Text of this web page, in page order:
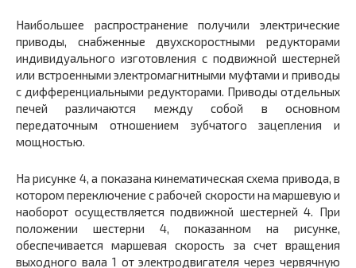
Наибольшее распространение получили электрические
приводы, снабженные двухскоростными редукторами
индивидуального изготовления с подвижной шестерней
или встроенными электромагнитными муфтами и приводы
с дифференциальными редукторами. Приводы отдельных
печей различаются между собой в основном
передаточным отношением зубчатого зацепления и
мощностью.
На рисунке 4,а показана кинематическая схема привода, в
котором переключение с рабочей скорости на маршевую и
наоборот осуществляется подвижной шестерней4. При
положении шестерни 4, показанном на рисунке,
обеспечивается маршевая скорость за счет вращения
выходного вала 1 от электродвигателя через червячную